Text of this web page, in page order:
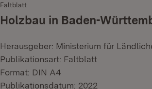
Faltblatt
Holzbau in Baden-
Herausgeber: Ministerium für
Publikationsart: Faltblatt
Format: DIN A4
Publikationsdatum: 2022